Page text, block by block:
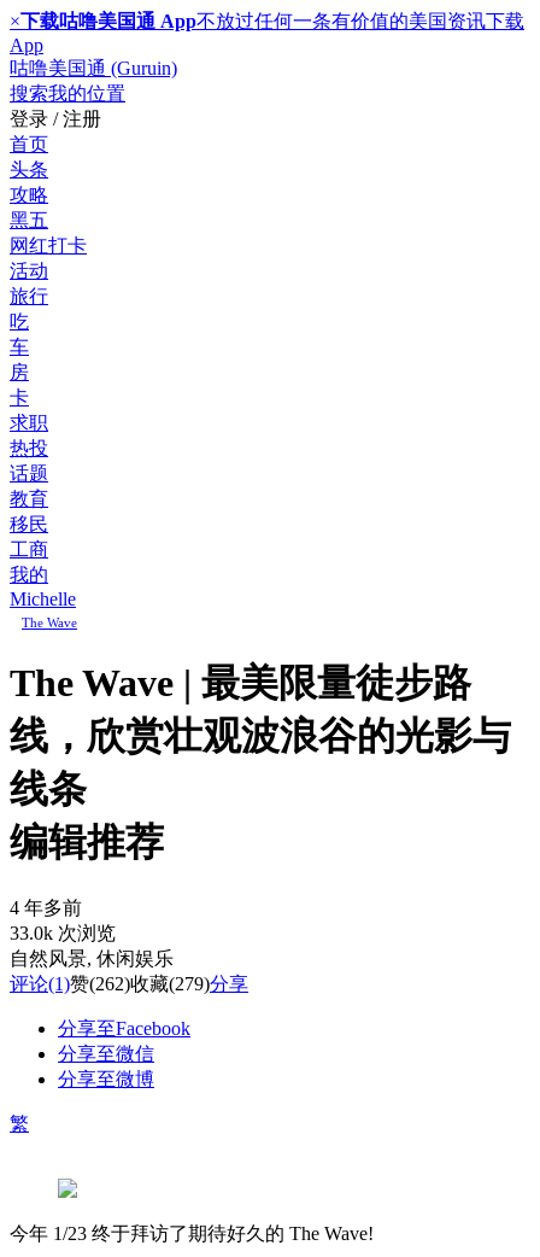
×下载咕噜美国通 App不放过任何一条有价值的美国资讯下载
App
咕噜美国通 (Guruin)
搜索我的位置
登录 / 注册
首页
头条
攻略
黑五
网红打卡
活动
旅行
吃
车
房
卡
求职
热投
话题
教育
移民
工商
我的
Michelle
The Wave
The Wave | 最美限量徒步路
线，欣赏壮观波浪谷的光影与
线条
编辑推荐
4 年多前
33.0k 次浏览
自然风景, 休闲娱乐
评论(1)赞(262)收藏(279)分享
分享至Facebook
分享至微信
分享至微博
繁
今年 1/23 终于拜访了期待好久的 The Wave!